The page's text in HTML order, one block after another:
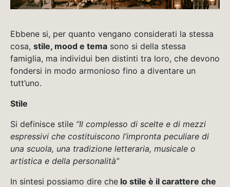
Ebbene si, per quanto vengano considerati la stessa
cosa, stile, mood e tema sono si della stessa
famiglia, ma individui ben distinti tra loro, che devono
fondersi in modo armonioso fino a diventare un
tutt’uno.
Stile
Si definisce stile “Il complesso di scelte e di mezzi
espressivi che costituiscono l’impronta peculiare di
una scuola, una tradizione letteraria, musicale o
artistica e della personalità”
In sintesi possiamo dire che lo stile è il carattere che